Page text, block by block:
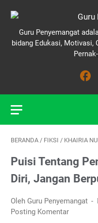
Guru Penyemangat
bidang Edukasi, Motivasi,
BERANDA / FIKSI / KHAIRIA
Puisi Tentang
Diri, Jangan
Oleh Guru Penyemangat
Posting Komentar